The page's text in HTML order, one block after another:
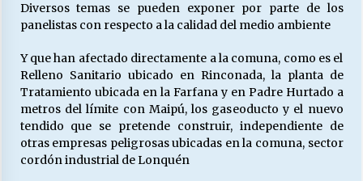
S.O.S. a los ricos, Save Our Souls (Salvar
Nuestras Almas)
¿Asesores con doble sueldo?
18/04/2026
Chile y sus segmentos de la riqueza
Diversos temas se pueden exponer por parte de los
panelistas con respecto a la calidad del medio ambiente
Y que han afectado directamente a la comuna, como es el
Relleno Sanitario ubicado en Rinconada, la planta de
Tratamiento ubicada en la Farfana y en Padre Hurtado a
metros del límite con Maipú, los gaseoducto y el nuevo
tendido que se pretende construir, independiente de
otras empresas peligrosas ubicadas en la comuna, sector
cordón industrial de Lonquén